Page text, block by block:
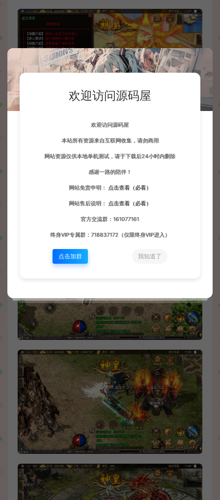
欢迎访问源码屋
欢迎访问源码屋
本站所有资源来自互联网收集，请勿商用
网站资源仅供本地单机测试，请于下载后24小时内删除
感谢一路的陪伴！
网站免责申明： 点击查看（必看）
网站售后说明： 点击查看（必看）
官方交流群：161077161
终身VIP专属群：718837172（仅限终身VIP进入）
点击加群 我知道了